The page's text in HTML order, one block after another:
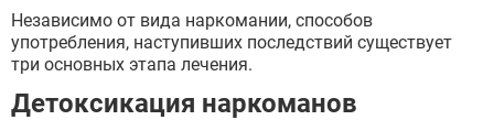
Независимо от вида наркомании, способов
употребления, наступивших последствий существует
три основных этапа лечения.
Детоксикация наркоманов